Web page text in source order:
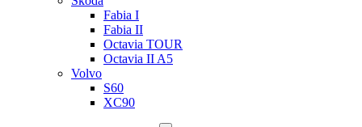
Fabia I
Fabia II
Octavia TOUR
Octavia II A5
Volvo
S60
XC90